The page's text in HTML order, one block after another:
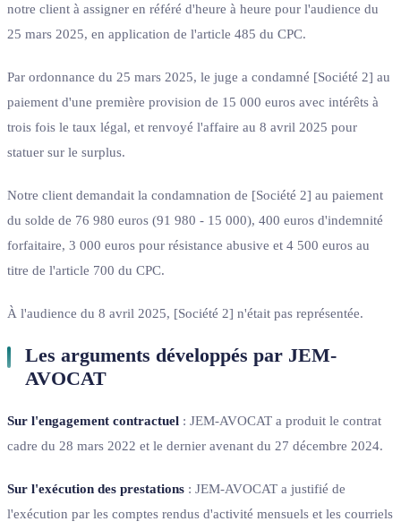
notre client à assigner en référé d'heure à heure pour l'audience du
25 mars 2025, en application de l'article 485 du CPC.
Par ordonnance du 25 mars 2025, le juge a condamné [Société 2] au
paiement d'une première provision de 15 000 euros avec intérêts à
trois fois le taux légal, et renvoyé l'affaire au 8 avril 2025 pour
statuer sur le surplus.
Notre client demandait la condamnation de [Société 2] au paiement
du solde de 76 980 euros (91 980 - 15 000), 400 euros d'indemnité
forfaitaire, 3 000 euros pour résistance abusive et 4 500 euros au
titre de l'article 700 du CPC.
À l'audience du 8 avril 2025, [Société 2] n'était pas représentée.
Les arguments développés par JEM-
AVOCAT
Sur l'engagement contractuel : JEM-AVOCAT a produit le contrat
cadre du 28 mars 2022 et le dernier avenant du 27 décembre 2024.
Sur l'exécution des prestations : JEM-AVOCAT a justifié de
l'exécution par les comptes rendus d'activité mensuels et les courriels